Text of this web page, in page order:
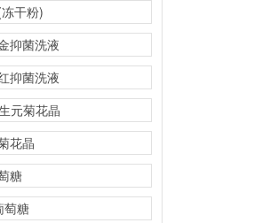
干粉)
抑菌洗液
抑菌洗液
元菊花晶
花晶
糖
萄糖